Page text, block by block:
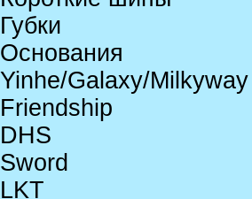
Губки
Основания
Yinhe/Galaxy/Milkyway
Friendship
DHS
Sword
LKT